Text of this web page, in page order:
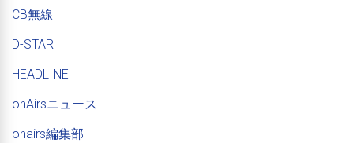
CB無線
D-STAR
HEADLINE
onAirsニュース
onairs編集部